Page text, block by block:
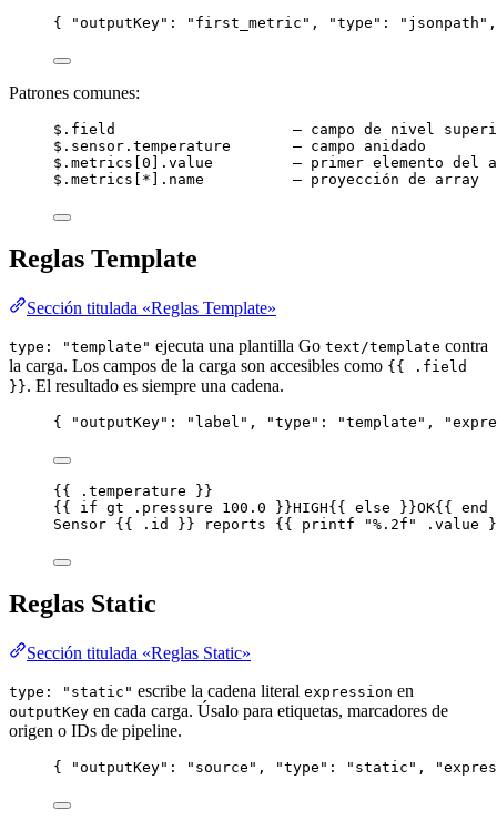
{ "outputKey" : " first_metric " , "type" : " jsonpath "
Patrones comunes:
$.field                    – campo de nivel
$.sensor.temperature       – campo anidado
$.metrics[0].value         – primer elemento del
$.metrics[*].name          – proyección de array
Reglas Template
Sección titulada «Reglas Template»
type: "template" ejecuta una plantilla Go text/template contra
la carga. Los campos de la carga son accesibles como {{ .field
}}. El resultado es siempre una cadena.
{ "outputKey" : " label " , "type" : "template " ,
{{ .temperature }}
{{ if gt .pressure 100.0 }}HIGH{{ else }}OK{{
Sensor {{ .id }} reports {{ printf "%.2f"
Reglas Static
Sección titulada «Reglas Static»
type: "static" escribe la cadena literal expression en
outputKey en cada carga. Úsalo para etiquetas, marcadores de
origen o IDs de pipeline.
{ "outputKey" : " source " , "type" : " static " ,